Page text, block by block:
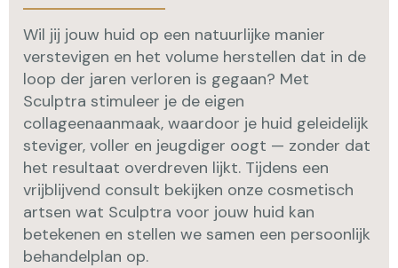
Wil jij jouw huid op een natuurlijke manier
verstevigen en het volume herstellen dat in de
loop der jaren verloren is gegaan? Met
Sculptra stimuleer je de eigen
collageenaanmaak, waardoor je huid geleidelijk
steviger, voller en jeugdiger oogt — zonder dat
het resultaat overdreven lijkt. Tijdens een
vrijblijvend consult bekijken onze cosmetisch
artsen wat Sculptra voor jouw huid kan
betekenen en stellen we samen een persoonlijk
behandelplan op.